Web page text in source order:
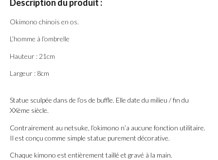
Description du produit :
Okimono chinois en os.
L’homme à l’ombrelle
Hauteur : 21cm
Largeur : 8cm
Statue sculpée dans de l’os de buffle. Elle date du milieu / fin du
XXème siècle.
Contrairement au netsuke, l’okimono n’a aucune fonction utilitaire.
Il est conçu comme simple statue purement décorative.
Chaque kimono est entièrement taillé et gravé à la main.